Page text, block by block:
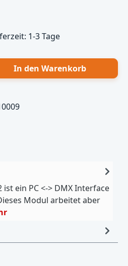
von 5 von 5 Sternen
1-3 Tage
den gewünschten
In den Warenkorb
ist ein PC <-> DMX Interface
Modul arbeitet aber